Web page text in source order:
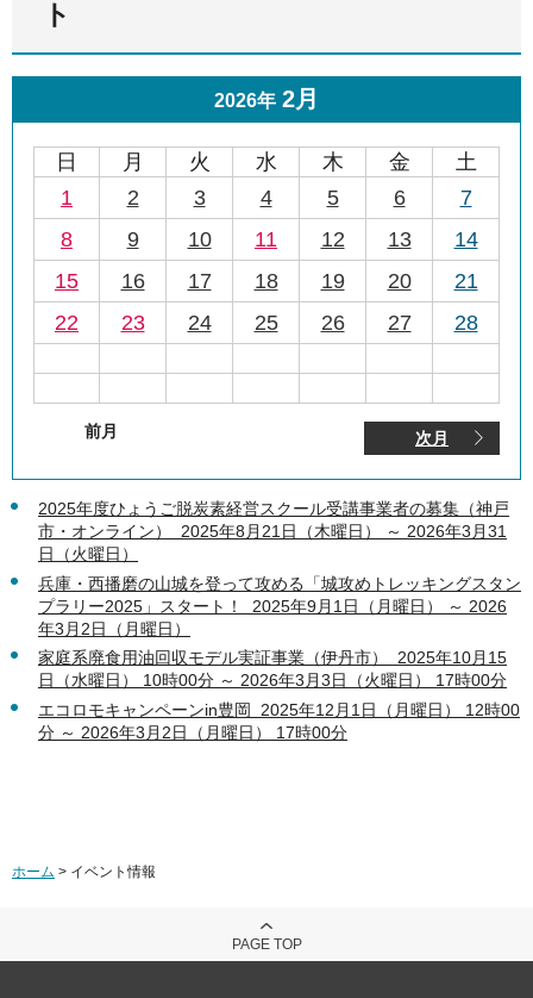
ト
2026年 2月
日 月 火 水 木 金
土
1
2 3 4 5 6
7
8
9 10 11 12 13
14
15
16 17 18 19 20
21
22
23 24 25 26 27 28
前月 次月
2025年度ひょうご脱炭素経営スクール受講事業者の募集（神戸
市・オンライン） 2025年8月21日（木曜日） ～ 2026年3月31
日（火曜日）
兵庫・西播磨の山城を登って攻める「城攻めトレッキングスタン
プラリー2025」スタート！ 2025年9月1日（月曜日） ～ 2026
年3月2日（月曜日）
家庭系廃食用油回収モデル実証事業（伊丹市） 2025年10月15
日（水曜日） 10時00分 ～ 2026年3月3日（火曜日） 17時00分
エコロモキャンペーンin豊岡 2025年12月1日（月曜日） 12時00
分 ～ 2026年3月2日（月曜日） 17時00分
ホーム > イベント情報
PAGE TOP